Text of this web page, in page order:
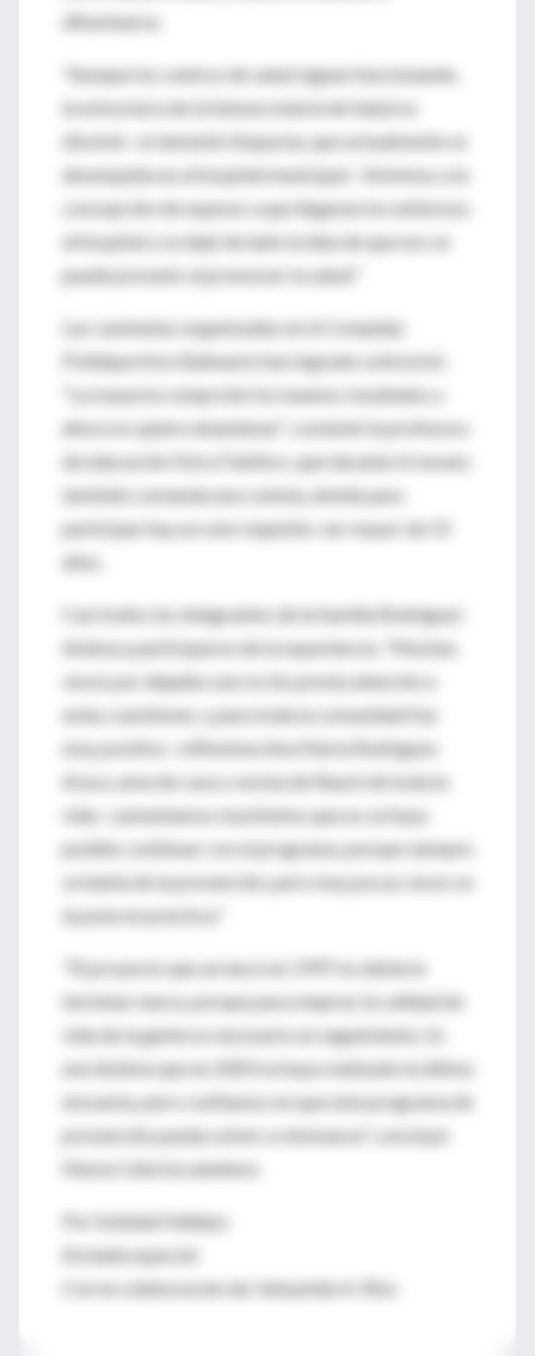
difuminarse.
"Aunque los centros de salud siguen funcionando,
la estructura de la Subsecretaría de Salud se
disolvió -se lamentó Aizpurúa, que actualmente se
desempeña en el hospital municipal-. Volvimos a la
concepción de esperar a que llegaran los enfermos
al hospital y se dejó de lado la idea de que eso se
puede prevenir al promover la salud."
Las caminatas organizadas en el Complejo
Polideportivo Balneario han logrado sobrevivir.
"La mayoría comprobó los buenos resultados y
ahora no quiere abandonar", comentó la profesora
de educación física Falótico, que durante el verano
también comanda una colonia, donde para
participar hay un solo requisito: ser mayor de 55
años.
Casi todos los integrantes de la familia Rodríguez
Andraca participaron de la experiencia. "Muchas
veces por dejadez uno no les presta atención a
estas cuestiones, y para toda la comunidad fue
muy positivo -reflexiona Ana María Rodríguez
Araca, ama de casa y vecina de Rauch de toda la
vida-. Lamentamos muchísimo que no se haya
podido continuar con el programa, porque siempre
se habla de la prevención, pero muy pocas veces se
la pone en práctica."
"El proyecto que arrancó en 1997 no debería
terminar nunca, porque para mejorar la calidad de
vida de la gente es necesario un seguimiento. Es
una lástima que en 2003 se haya realizado la última
encuesta, pero confiamos en que este programa de
prevención pueda volver a retomarse", concluyó
María Celia Socabehere.
Por Soledad Vallejos
Enviada especial
Con la colaboración de: Sebastián A. Ríos